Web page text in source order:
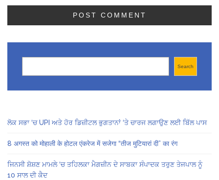
Search
ਲੋਕ ਸਭਾ ‘ਚ UPI ਅਤੇ ਹੋਰ ਡਿਜ਼ੀਟਲ ਭੁਗਤਾਨਾਂ ‘ਤੇ ਚਾਰਜ ਲਗਾਉਣ ਲਈ ਬਿੱਲ ਪਾਸ
8 अगस्त को मोहाली के होटल एंकरेज में सजेगा “तीज मुटियारां दी” का रंग
ਜਿਨਸੀ ਸ਼ੋਸ਼ਣ ਮਾਮਲੇ ‘ਚ ਤਹਿਲਕਾ ਮੈਗਜ਼ੀਨ ਦੇ ਸਾਬਕਾ ਸੰਪਾਦਕ ਤਰੁਣ ਤੇਜਪਾਲ ਨੂੰ
10 ਸਾਲ ਦੀ ਕੈਦ